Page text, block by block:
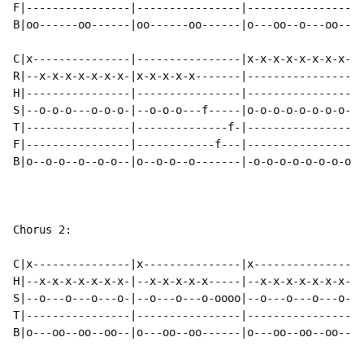
F|----------------|----------------|----------------
B|oo------oo------|oo------oo------|o---oo--o---oo--
C|x---------------|----------------|x-x-x-x-x-x-x-x-
R|--x-x-x-x-x-x-x-|x-x-x-x-x-------
H|----------------|----------------|----------------
S|--o-o-o---o-o-o-|--o-o-o---f-----|o-o-o-o-o-o-o-
T|----------------|--------------f-|----------------
F|----------------|------------f---|----------------
B|o--o-o--o--o-o--|o--o-o--o-------|-o-o-o-o-o-o-o-
Chorus 2:
C|x---------------|x---------------|x---------------
H|--x-x-x-x-x-x-x-|--x-x-x-x-x-----|--x-x-x-x-x-x-x-
S|--o---o---o---o-|--o---o---o-oooo|--o---o---o---
T|----------------|----------------|----------------
B|o---oo--oo--oo--|o---oo--oo------|o---oo--oo--